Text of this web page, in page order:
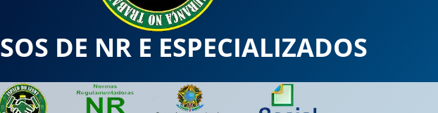
DE NR E ESPECIALIZADOS